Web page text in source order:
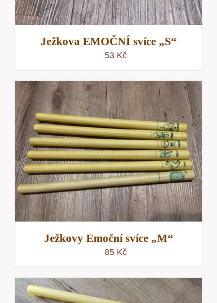
Ježkova EMOČNÍ svíce „S“
53 Kč
Ježkovy Emoční svíce „M“
85 Kč